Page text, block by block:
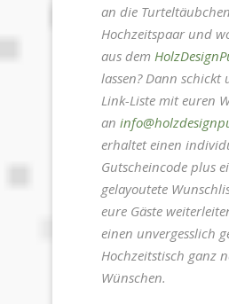
an die
Hochzeitspaar und
aus dem
lassen? Dann schickt
Link-Liste mit euren
an
erhaltet einen
Gutscheincode plus
gelayoutete
eure Gäste
einen unvergesslich
Hochzeitstisch ganz
Wünschen.